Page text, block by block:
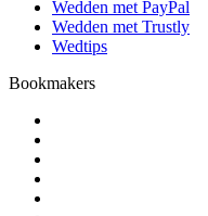
Wedden met PayPal
Wedden met Trustly
Wedtips
Bookmakers